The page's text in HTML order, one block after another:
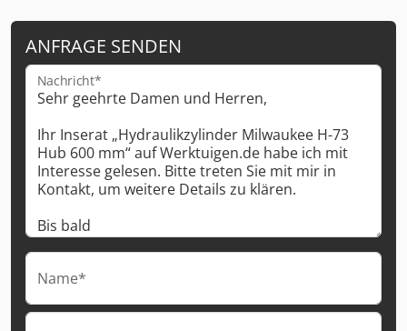
ANFRAGE SENDEN
Nachricht*
Name*